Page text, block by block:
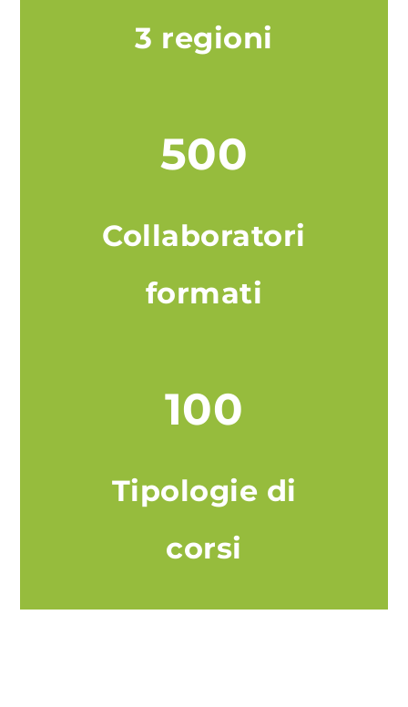
3 regioni
500
Collaboratori
formati
100
Tipologie di
corsi